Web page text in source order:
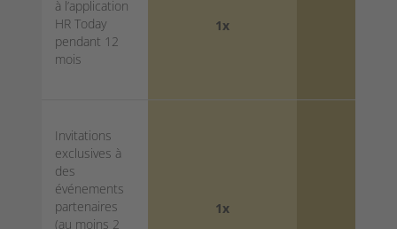
à l’application
HR Today
pendant 12
mois
1x
Invitations
exclusives à
des
événements
partenaires
(au moins 2
1x